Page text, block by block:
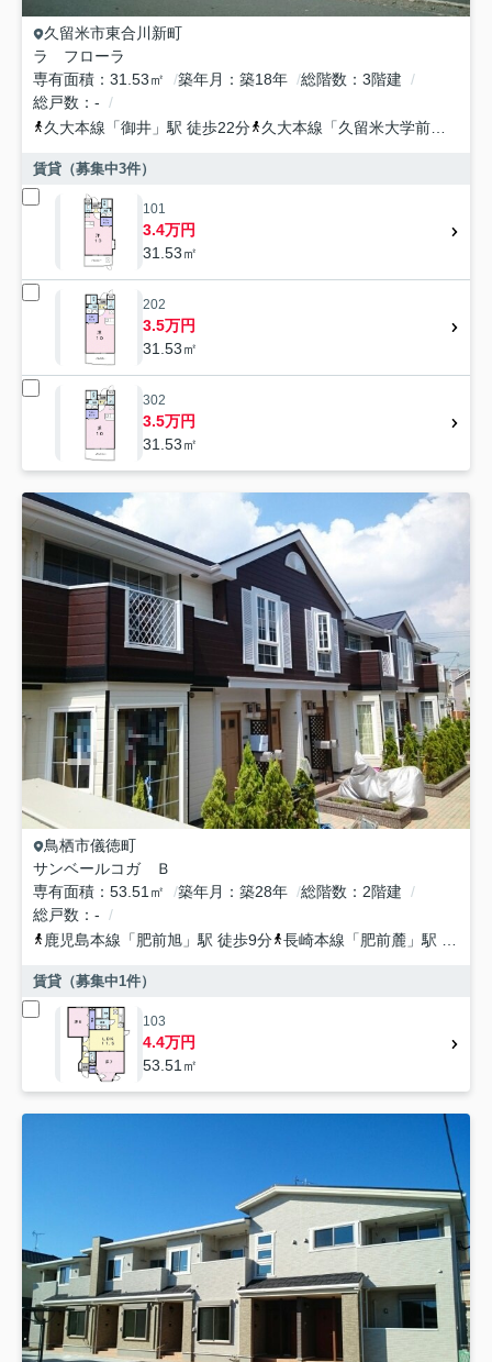
久留米市東合川新町
ラ フローラ
専有面積
31.53㎡ 築年月 築18年 総階数
3階建
総戸数
-
久大本線 「御井 」駅 徒歩22分 久大本線 「久留米大学前
賃貸（募集中3件）
101
3.4万円
31.53㎡
202
3.5万円
31.53㎡
302
3.5万円
31.53㎡
鳥栖市儀徳町
サンベールコガ Ｂ
専有面積
53.51㎡ 築年月 築28年 総階数
2階建
総戸数
-
鹿児島本線 「 肥前旭 」駅 徒歩9分 長崎本線 「 肥前麓 」駅 徒歩38分
賃貸（募集中1件）
103
4.4万円
53.51㎡